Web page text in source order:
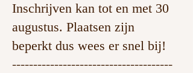
Inschrijven kan tot en met 30
augustus. Plaatsen zijn
beperkt dus wees er snel bij!
--------------------------------------